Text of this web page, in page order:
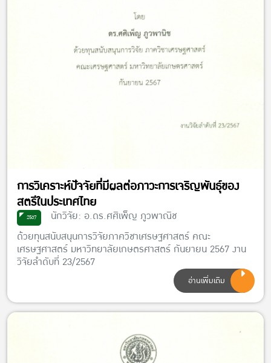
การวิเคราะห์ปัจจัยที่มีผลต่อภาวะการเจริญพันธุ์ของ
สตรีในประเทศไทย
2567
นักวิจัย: อ.ดร.ศศิเพ็ญ ภูวพาณิช
ด้วยทุนสนับสนุนการวิจัยภาควิชาเศรษฐศาสตร์ คณะ
เศรษฐศาสตร์ มหาวิทยาลัยเกษตรศาสตร์ กันยายน 2567 งาน
วิจัยลำดับที่ 23/2567
อ่านเพิ่มเติม